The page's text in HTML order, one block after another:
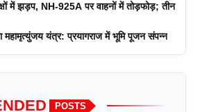
रणनीतियों पर एक दिवसीय कार्यशाला का
में झड़प, NH-925A पर वाहनों में तोड़फोड़; तीन
महामृत्युंजय यंत्र: प्रयागराज में भूमि पूजन संपन्न
POSTS